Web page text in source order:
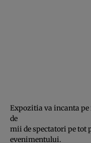
Expozitia va incanta
de
mii de spectatori pe tot
evenimentului.